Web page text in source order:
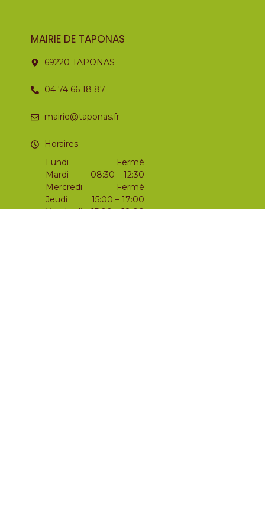
MAIRIE DE TAPONAS
69220 TAPONAS
04 74 66 18 87
mairie@taponas.fr
Horaires
Lundi
Mardi
Mercredi
Jeudi
Vendredi
Fermé
08:30 – 12:30
Fermé
15:00 – 17:00
15:00 – 18:00